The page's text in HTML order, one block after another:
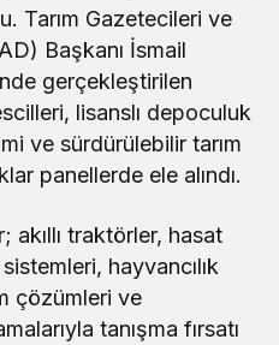
Tarım Gazetecileri ve
Başkanı İsmail
gerçekleştirilen
lisanslı depoculuk
ve sürdürülebilir tarım
panellerde ele alındı.
akıllı traktörler, hasat
hayvancılık
çözümleri ve
tanışma fırsatı